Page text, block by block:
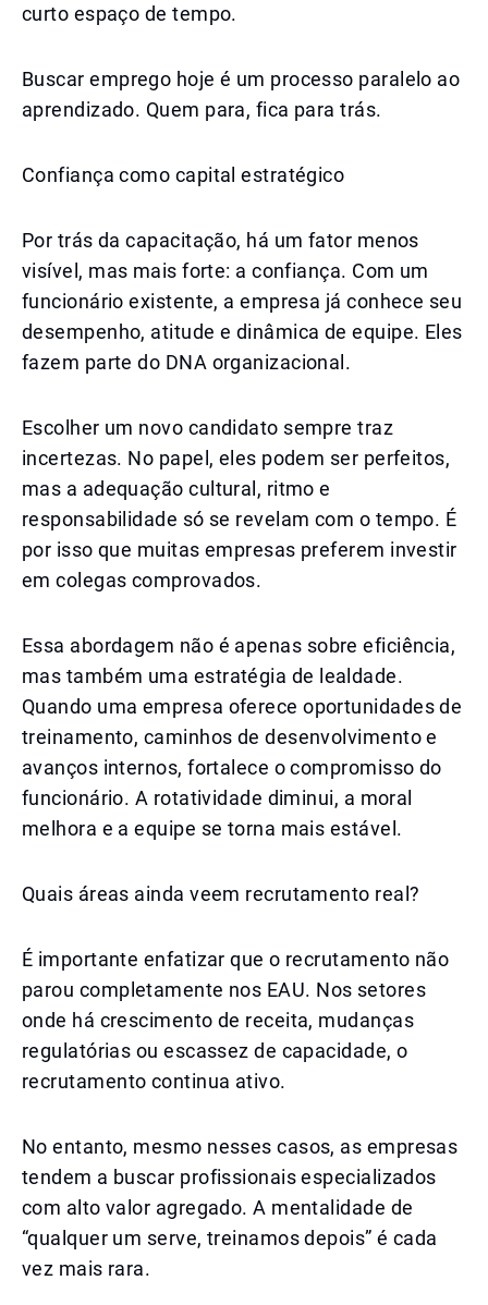
curto espaço de tempo.
Buscar emprego hoje é um processo paralelo ao
aprendizado. Quem para, fica para trás.
Confiança como capital estratégico
Por trás da capacitação, há um fator menos
visível, mas mais forte: a confiança. Com um
funcionário existente, a empresa já conhece seu
desempenho, atitude e dinâmica de equipe. Eles
fazem parte do DNA organizacional.
Escolher um novo candidato sempre traz
incertezas. No papel, eles podem ser perfeitos,
mas a adequação cultural, ritmo e
responsabilidade só se revelam com o tempo. É
por isso que muitas empresas preferem investir
em colegas comprovados.
Essa abordagem não é apenas sobre eficiência,
mas também uma estratégia de lealdade.
Quando uma empresa oferece oportunidades de
treinamento, caminhos de desenvolvimento e
avanços internos, fortalece o compromisso do
funcionário. A rotatividade diminui, a moral
melhora e a equipe se torna mais estável.
Quais áreas ainda veem recrutamento real?
É importante enfatizar que o recrutamento não
parou completamente nos EAU. Nos setores
onde há crescimento de receita, mudanças
regulatórias ou escassez de capacidade, o
recrutamento continua ativo.
No entanto, mesmo nesses casos, as empresas
tendem a buscar profissionais especializados
com alto valor agregado. A mentalidade de
“qualquer um serve, treinamos depois” é cada
vez mais rara.